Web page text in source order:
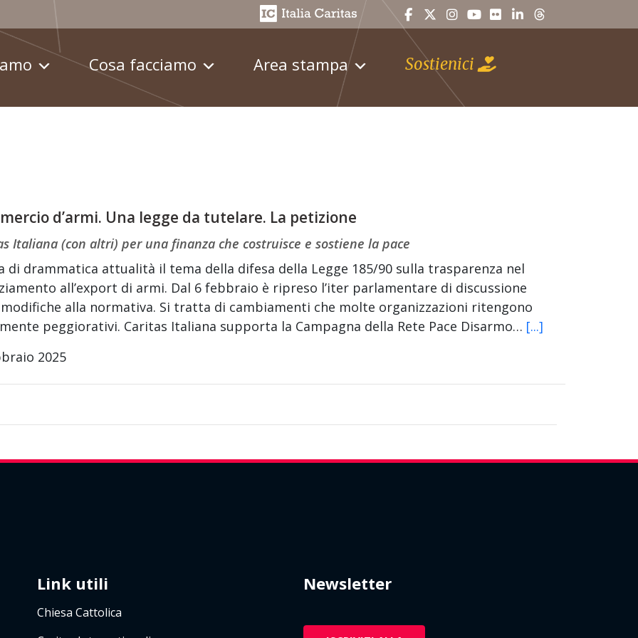
Cosa facciamo Area stampa Sostienici
d’armi. Una legge da tutelare. La petizione
Italiana (con altri) per una finanza che costruisce e sostiene la pace
di drammatica attualità il tema della difesa della Legge 185/90 sulla trasparenza nel
all’export di armi. Dal 6 febbraio è ripreso l’iter parlamentare di discussione
alla normativa. Si tratta di cambiamenti che molte organizzazioni ritengono
peggiorativi. Caritas Italiana supporta la Campagna della Rete Pace Disarmo… [...]
2025
Link utili
Chiesa Cattolica
Newsletter